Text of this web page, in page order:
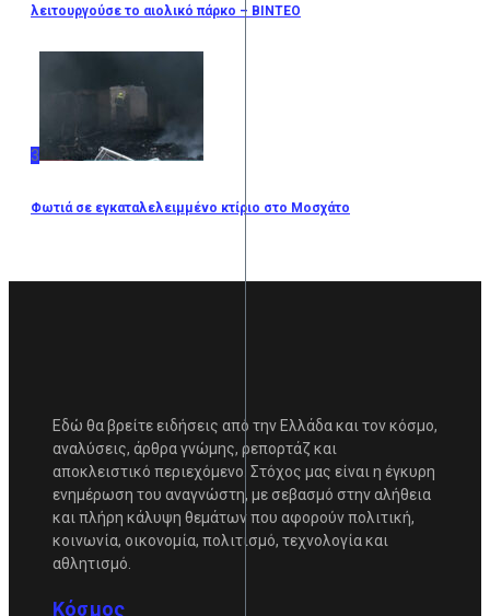
λειτουργούσε το αιολικό πάρκο – ΒΙΝΤΕΟ
3
Φωτιά σε εγκαταλελειμμένο κτίριο στο Μοσχάτο
Εδώ θα βρείτε ειδήσεις από την Ελλάδα και τον κόσμο,
αναλύσεις, άρθρα γνώμης, ρεπορτάζ και
αποκλειστικό περιεχόμενο. Στόχος μας είναι η έγκυρη
ενημέρωση του αναγνώστη, με σεβασμό στην αλήθεια
και πλήρη κάλυψη θεμάτων που αφορούν πολιτική,
κοινωνία, οικονομία, πολιτισμό, τεχνολογία και
αθλητισμό.
Κόσμος